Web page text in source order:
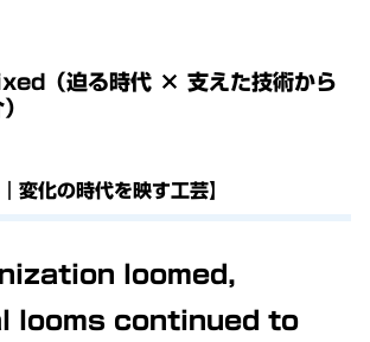
（迫る時代 × 支えた技術から
変化の時代を映す工芸】
loomed,
looms continued to